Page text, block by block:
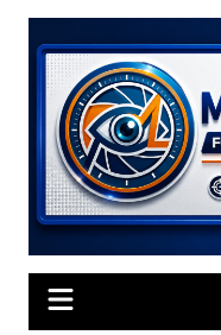
Skip
content